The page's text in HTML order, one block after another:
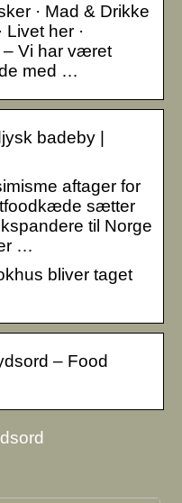
· Mad & Drikke
Livet her ·
– Vi har været
med …
badeby |
aftager for
sætter
til Norge
…
bliver taget
– Food